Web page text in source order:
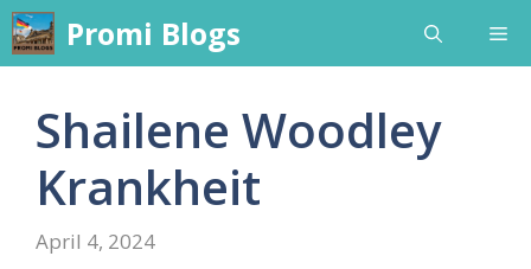
Skip
to
content
Promi Blogs
Shailene Woodley
Krankheit
April 4, 2024